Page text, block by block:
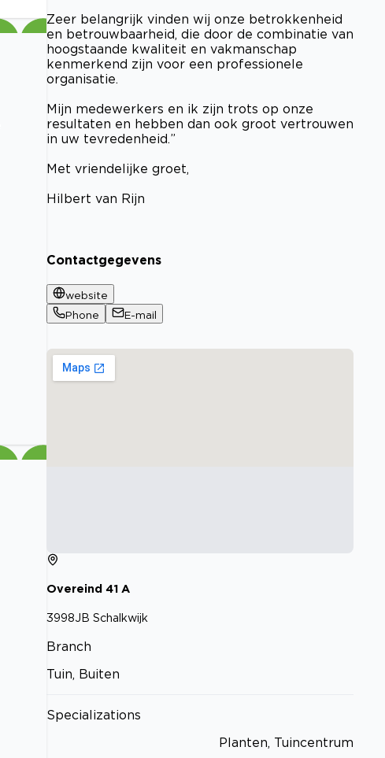
Zeer belangrijk vinden wij onze betrokkenheid
en betrouwbaarheid, die door de combinatie van
hoogstaande kwaliteit en vakmanschap
kenmerkend zijn voor een professionele
organisatie.
Mijn medewerkers en ik zijn trots op onze
resultaten en hebben dan ook groot vertrouwen
in uw tevredenheid.”
Met vriendelijke groet,
Hilbert van Rijn
Contactgegevens
website
Phone
E-mail
Overeind 41 A
3998JB Schalkwijk
Branch
Tuin, Buiten
Specializations
Planten, Tuincentrum